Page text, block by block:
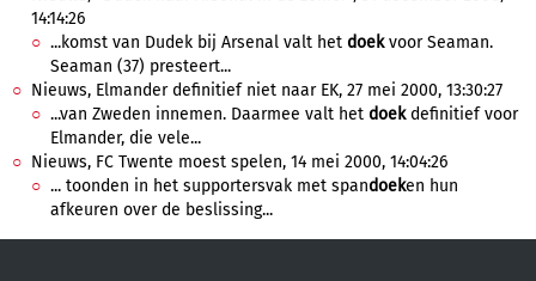
14:14:26
...komst van Dudek bij Arsenal valt het doekvoor Seaman.
Seaman (37) presteert...
Nieuws, Elmander definitief niet naar EK, 27 mei 2000, 13:30:27
...van Zweden innemen. Daarmee valt het doekdefinitief voor
Elmander, die vele...
Nieuws, FC Twente moest spelen, 14 mei 2000, 14:04:26
... toonden in het supportersvak met spandoeken hun
afkeuren over de beslissing...